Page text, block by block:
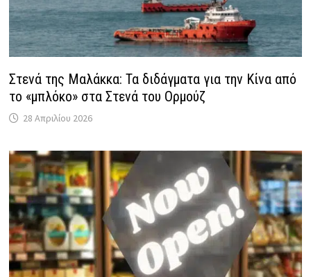
Στενά της Μαλάκκα: Τα διδάγματα για την Κίνα από
το «μπλόκο» στα Στενά του Ορμούζ
28 Απριλίου 2026